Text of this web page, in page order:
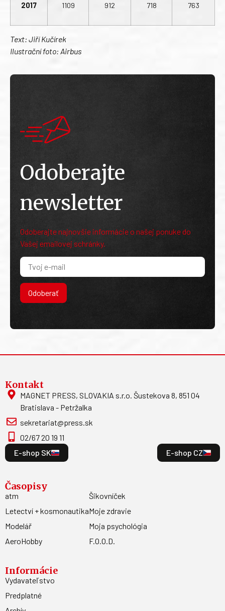
2017 1109 912 718 763
Text: Jiří Kučírek
Ilustrační foto: Airbus
Odoberajte
newsletter
Odoberajte najnovšie informácie o našej ponuke do
Vašej emailovej schránky.
Odoberať
Kontakt
MAGNET PRESS, SLOVAKIA s.r.o. Šustekova 8, 851 04
Bratislava - Petržalka
sekretariat@press.sk
02/67 20 19 11
E-shop SK
E-shop CZ
Časopisy
atm
Letectví + kosmonautika
Modelář
AeroHobby
Šikovníček
Moje zdravie
Moja psychológia
F.O.O.D.
Informácie
Vydavateľstvo
Predplatné